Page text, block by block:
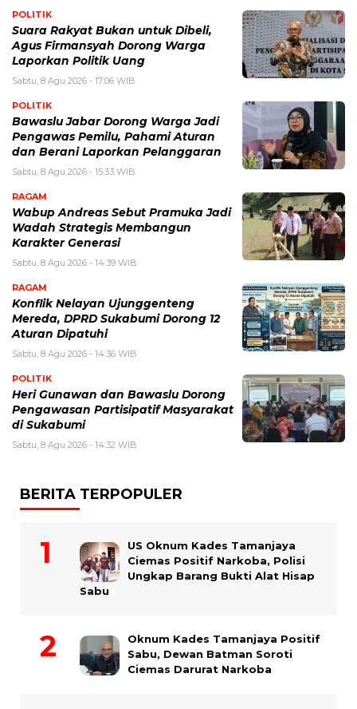
POLITIK
Suara Rakyat Bukan untuk Dibeli,
Agus Firmansyah Dorong Warga
Laporkan Politik Uang
Sabtu, 8 Agu 2026 - 17:06 WIB
POLITIK
Bawaslu Jabar Dorong Warga Jadi
Pengawas Pemilu, Pahami Aturan
dan Berani Laporkan Pelanggaran
Sabtu, 8 Agu 2026 - 15:33 WIB
RAGAM
Wabup Andreas Sebut Pramuka Jadi
Wadah Strategis Membangun
Karakter Generasi ‎
Sabtu, 8 Agu 2026 - 14:39 WIB
RAGAM
Konflik Nelayan Ujunggenteng
Mereda, DPRD Sukabumi Dorong 12
Aturan Dipatuhi
Sabtu, 8 Agu 2026 - 14:36 WIB
POLITIK
Heri Gunawan dan Bawaslu Dorong
Pengawasan Partisipatif Masyarakat
di Sukabumi
Sabtu, 8 Agu 2026 - 14:32 WIB
BERITA TERPOPULER
US Oknum Kades Tamanjaya
Ciemas Positif Narkoba, Polisi
Ungkap Barang Bukti Alat Hisap
Sabu
Oknum Kades Tamanjaya Positif
Sabu, Dewan Batman Soroti
Ciemas Darurat Narkoba